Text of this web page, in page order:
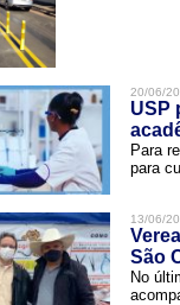
20/06/
USP
Para
para
13/06/
São
No